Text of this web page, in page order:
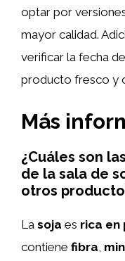
optar por
mayor calidad.
verificar la fecha
producto fresco y
Más
¿Cuáles son
de la sala de
otros
La soja es rica en
contiene fibra